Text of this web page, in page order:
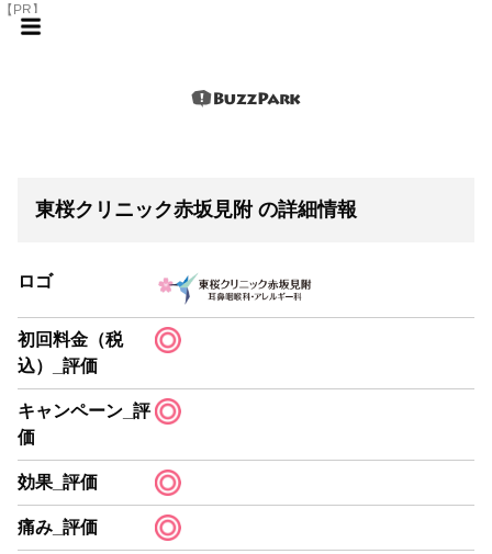
【PR】
東桜クリニック赤坂見附 の詳細情報
ロゴ
初回料金（税
込）_評価
キャンペーン_評
価
効果_評価
痛み_評価